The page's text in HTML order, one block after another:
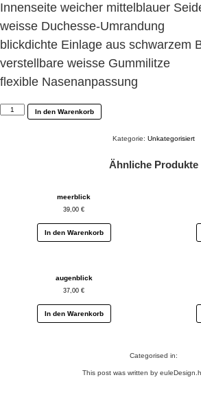
Innenseite weicher mittelblauer
weisse Duchesse-Umrandung
blickdichte Einlage aus schwarzem
verstellbare weisse Gummilitze
flexible Nasenanpassung
blauröschenIn den Warenkorb
Kategorie: Unkategorisiert
Ähnliche Produkte
meerblick
39,00€
In den Warenkorb
augenblick
37,00€
In den Warenkorb
Categorised in:
This post was written by